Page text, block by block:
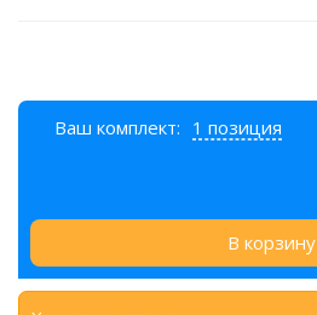
Ваш комплект: 1 позиция
В корзину